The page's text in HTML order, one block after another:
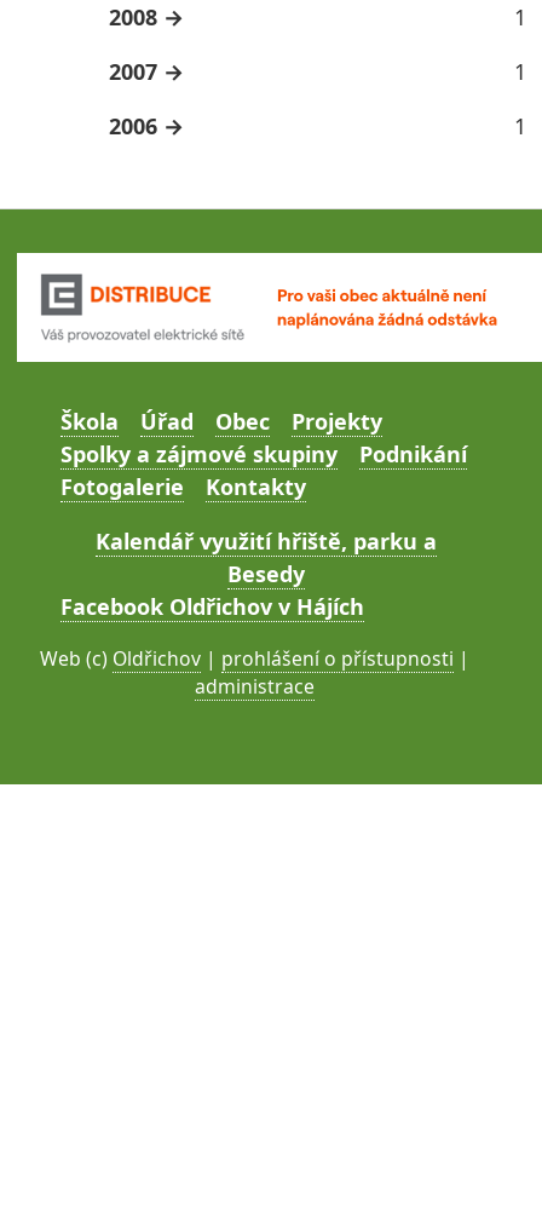
2008
1
2007
1
2006
1
Škola Úřad Obec
Projekty
Spolky a zájmové skupiny
Podnikání
Fotogalerie
Kontakty
Kalendář využití hřiště, parku a
Besedy
Facebook Oldřichov v Hájích
Web (c) Oldřichov | prohlášení o přístupnosti |
administrace